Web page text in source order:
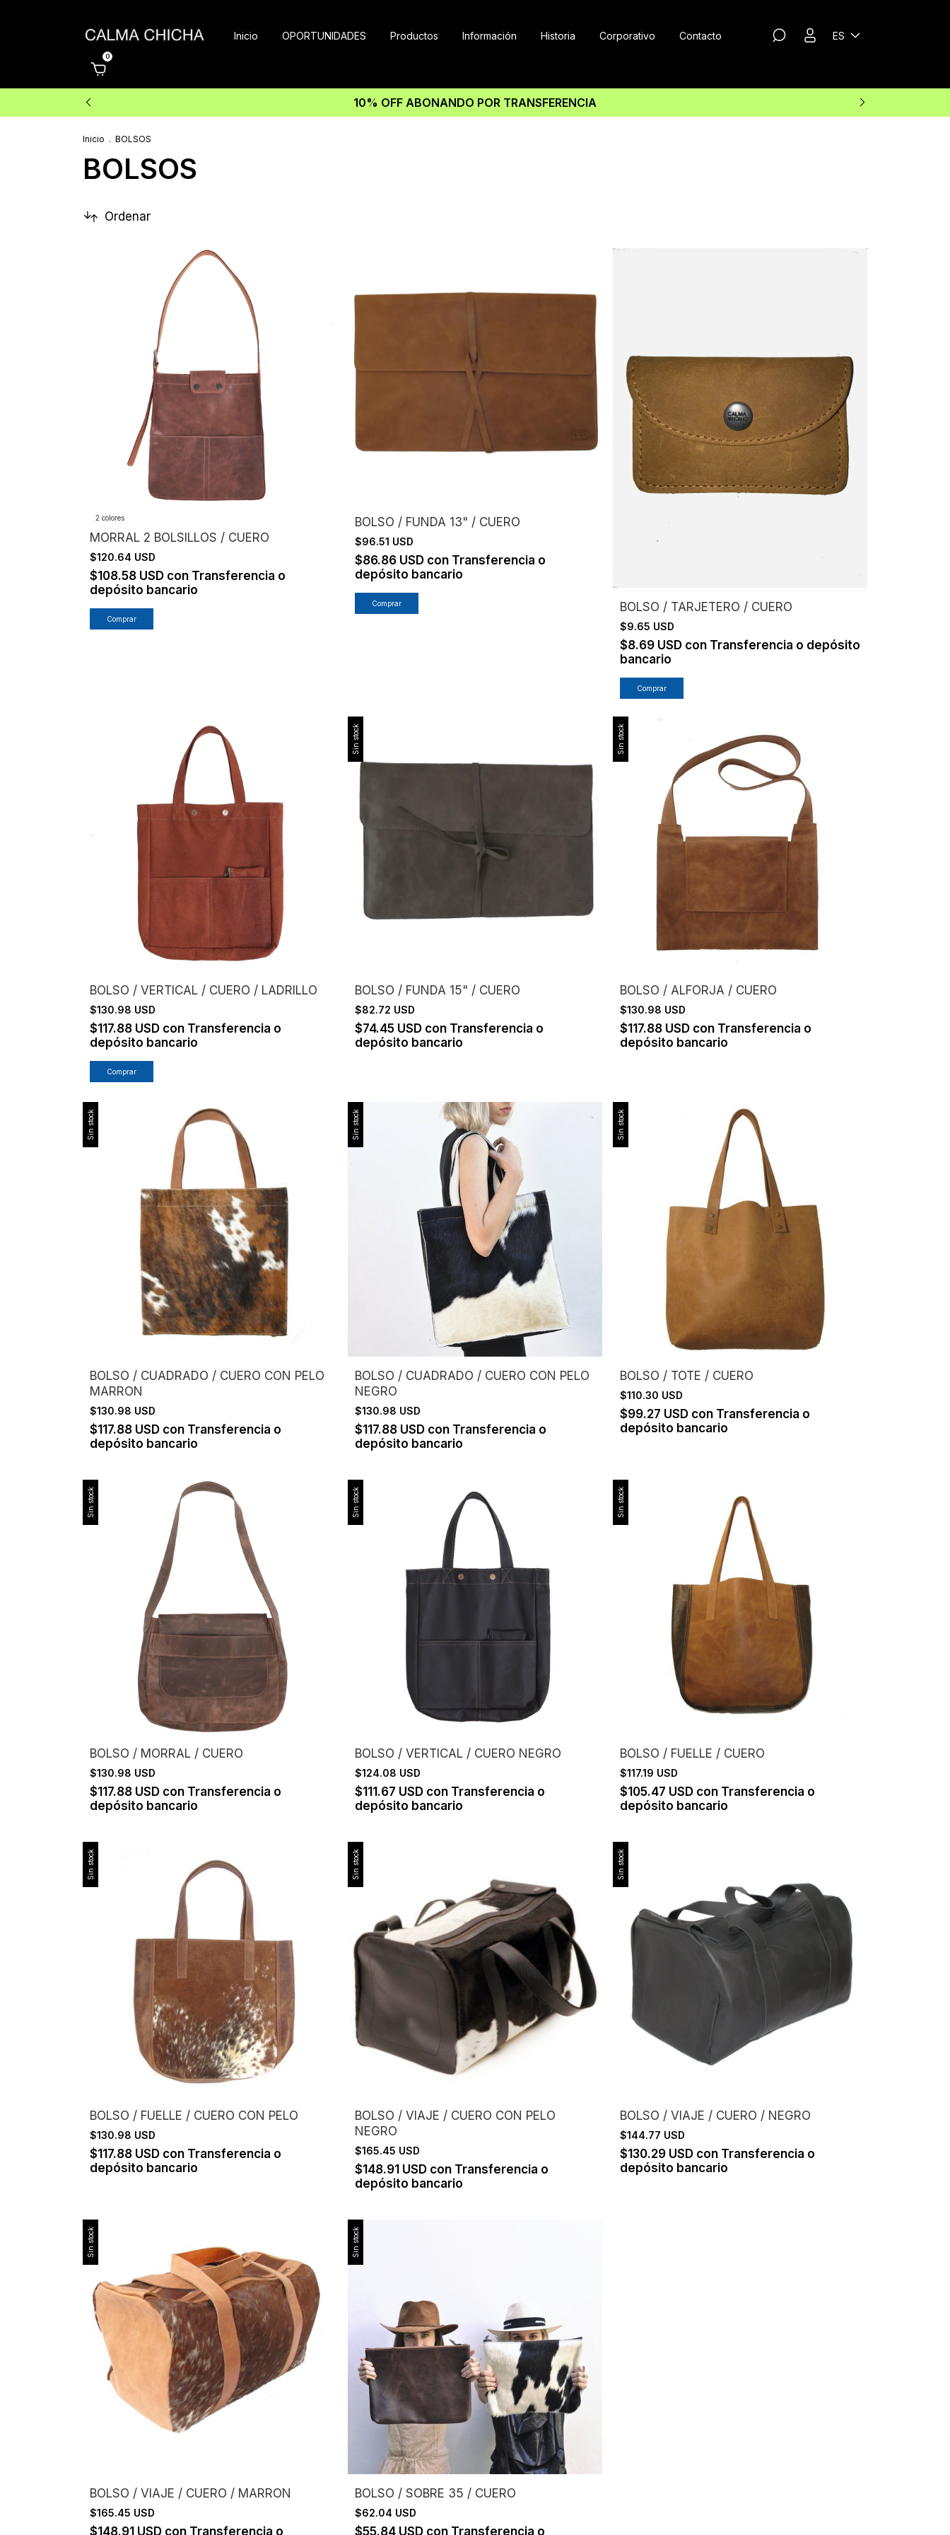
Inicio OPORTUNIDADES Productos Información Historia Corporativo Contacto ES
0
10% OFF ABONANDO POR TRANSFERENCIA
Inicio . BOLSOS
BOLSOS
Ordenar
2 colores
MORRAL 2 BOLSILLOS / CUERO
$120.64 USD
$108.58 USD con Transferencia o
depósito bancario
Comprar
BOLSO / FUNDA 13" / CUERO
$96.51 USD
$86.86 USD con Transferencia o
depósito bancario
Comprar BOLSO / TARJETERO / CUERO
$9.65 USD
$8.69 USD con Transferencia o depósito
bancario
Comprar
BOLSO / VERTICAL / CUERO / LADRILLO
$130.98 USD
$117.88 USD con Transferencia o
depósito bancario
Sin stock
BOLSO / FUNDA 15" / CUERO
$82.72 USD
$74.45 USD con Transferencia o
depósito bancario
Sin stock
BOLSO / ALFORJA / CUERO
$130.98 USD
$117.88 USD con Transferencia o
depósito bancario
Sin stock
BOLSO / CUADRADO / CUERO CON PELO
MARRON
$130.98 USD
$117.88 USD con Transferencia o
depósito bancario
Sin stock
BOLSO / CUADRADO / CUERO CON PELO
NEGRO
$130.98 USD
$117.88 USD con Transferencia o
depósito bancario
Sin stock
BOLSO / TOTE / CUERO
$110.30 USD
$99.27 USD con Transferencia o
depósito bancario
Sin stock
BOLSO / MORRAL / CUERO
$130.98 USD
$117.88 USD con Transferencia o
depósito bancario
Sin stock
BOLSO / VERTICAL / CUERO NEGRO
$124.08 USD
$111.67 USD con Transferencia o
depósito bancario
Sin stock
BOLSO / FUELLE / CUERO
$117.19 USD
$105.47 USD con Transferencia o
depósito bancario
Sin stock
BOLSO / FUELLE / CUERO CON PELO
$130.98 USD
$117.88 USD con Transferencia o
depósito bancario
Sin stock
BOLSO / VIAJE / CUERO CON PELO
NEGRO
$165.45 USD
$148.91 USD con Transferencia o
depósito bancario
Sin stock
BOLSO / VIAJE / CUERO / NEGRO
$144.77 USD
$130.29 USD con Transferencia o
depósito bancario
Sin stock
BOLSO / VIAJE / CUERO / MARRON
$165.45 USD
$148.91 USD con Transferencia o
Sin stock
BOLSO / SOBRE 35 / CUERO
$62.04 USD
$55.84 USD con Transferencia o